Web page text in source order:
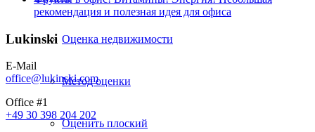
Оценка недвижимости
Метод оценки
Оценить плоский
рекомендация и полезная идея для офиса
Lukinski
E-Mail
office@lukinski.com
Office #1
+49 30 398 204 202